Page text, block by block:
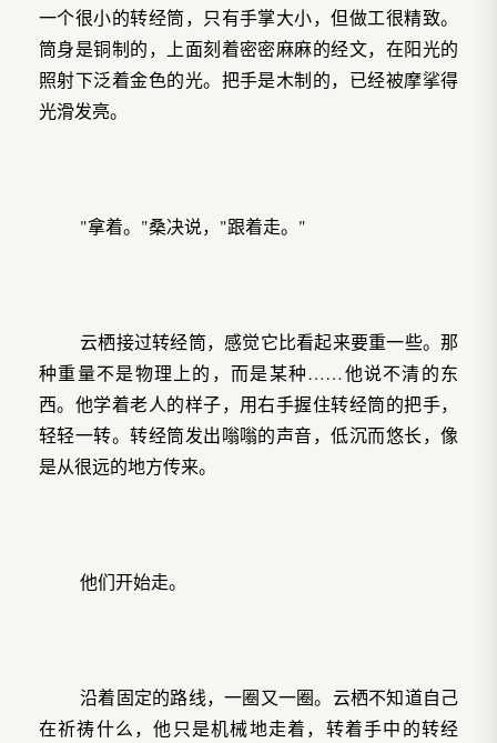
一个很小的转经筒，只有手掌大小，但做工很精致。
筒身是铜制的，上面刻着密密麻麻的经文，在阳光的
照射下泛着金色的光。把手是木制的，已经被摩挲得
光滑发亮。
"拿着。"桑决说，"跟着走。"
云栖接过转经筒，感觉它比看起来要重一些。那
种重量不是物理上的，而是某种……他说不清的东
西。他学着老人的样子，用右手握住转经筒的把手，
轻轻一转。转经筒发出嗡嗡的声音，低沉而悠长，像
是从很远的地方传来。
他们开始走。
沿着固定的路线，一圈又一圈。云栖不知道自己
在祈祷什么，他只是机械地走着，转着手中的转经